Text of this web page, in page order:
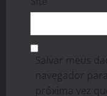
Salvar meus
navegador
próxima vez